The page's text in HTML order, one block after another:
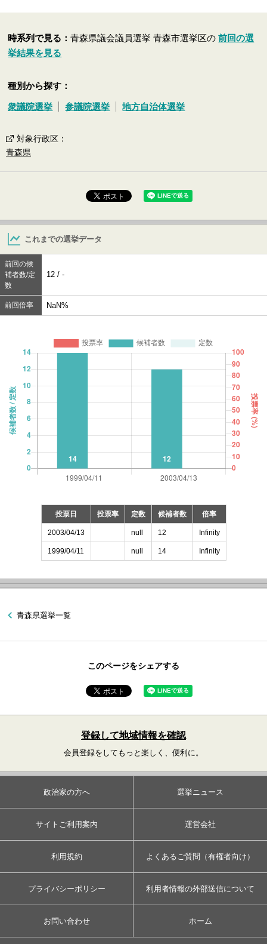
時系列で見る：青森県議会議員選挙 青森市選挙区の前回の選
挙結果を見る
種別から探す：
衆議院選挙 参議院選挙 地方自治体選挙
対象行政区 ：
青森県
これまでの選挙データ
前回の候
補者数/定
数
12 / -
前回倍率 NaN%
投票日 投票率 定数 候補者数 倍率
2003/04/13 null 12 Infinity
1999/04/11 null 14 Infinity
青森県選挙一覧
このページをシェアする
登録して地域情報を確認
会員登録をしてもっと楽しく、便利に。
政治家の方へ 選挙ニュース
サイトご利用案内 運営会社
利用規約 よくあるご質問（有権者向け）
プライバシーポリシー 利用者情報の外部送信について
お問い合わせ ホーム